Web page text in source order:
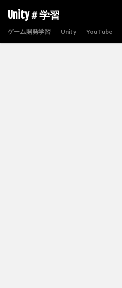
Unity＃学習
ゲーム開発学習 Unity YouTube